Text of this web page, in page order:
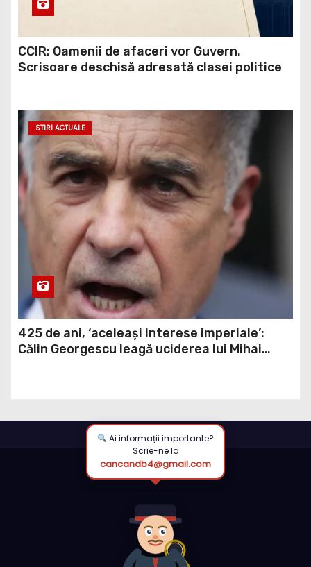
CCIR: Oamenii de afaceri vor Guvern.
Scrisoare deschisă adresată clasei politice
STIRI ACTUALE
425 de ani, ‘aceleași interese imperiale’:
Călin Georgescu leagă uciderea lui Mihai
Ai informații importante?
Scrie-ne la
cancandb4@gmail.com